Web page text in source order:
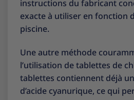
instructions du fabricant
exacte à utiliser en fonction
piscine.
Une autre méthode
l’utilisation de tablettes de
tablettes contiennent déjà
d’acide cyanurique, ce qui